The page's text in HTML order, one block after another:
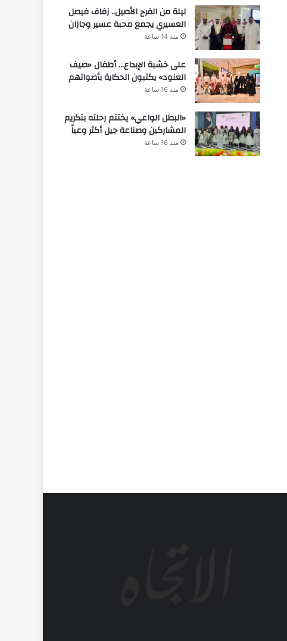
ليلة من الفرح الأصيل.. زفاف فيصل
العسيري يجمع محبة عسير وجازان
منذ 14 ساعة
على خشبة الإبداع… أطفال «صيف
العنود» يكتبون الحكاية بأصواتهم
منذ 16 ساعة
«البطل الواعي» يختتم رحلته بتكريم
المشاركين وصناعة جيل أكثر وعياً
منذ 16 ساعة